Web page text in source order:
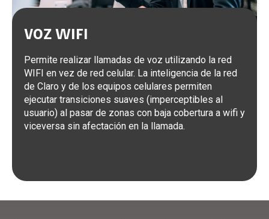
VOZ WIFI
Permite realizar llamadas de voz utilizando la red
WIFI en vez de red celular. La inteligencia de la red
de Claro y de los equipos celulares permiten
ejecutar transiciones suaves (imperceptibles al
usuario) al pasar de zonas con baja cobertura a wifi y
viceversa sin afectación en la llamada.